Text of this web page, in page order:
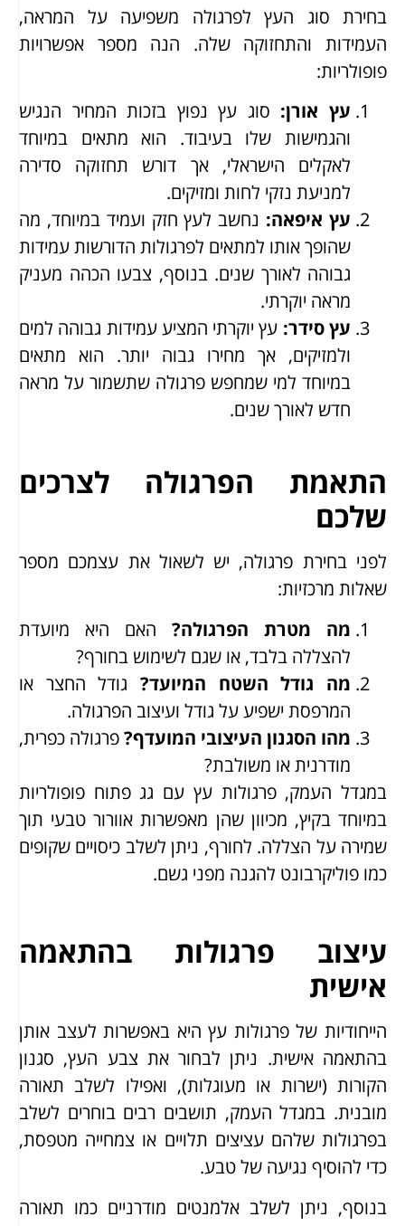
בחירת סוג העץ לפרגולה משפיעה על המראה,
העמידות והתחזוקה שלה. הנה מספר אפשרויות
פופולריות:
עץ אורן: סוג עץ נפוץ בזכות המחיר הנגיש
והגמישות שלו בעיבוד. הוא מתאים במיוחד
לאקלים הישראלי, אך דורש תחזוקה סדירה
למניעת נזקי לחות ומזיקים.
עץ איפאה: נחשב לעץ חזק ועמיד במיוחד, מה
שהופך אותו למתאים לפרגולות הדורשות עמידות
גבוהה לאורך שנים. בנוסף, צבעו הכהה מעניק
מראה יוקרתי.
עץ סידר: עץ יוקרתי המציע עמידות גבוהה למים
ולמזיקים, אך מחירו גבוה יותר. הוא מתאים
במיוחד למי שמחפש פרגולה שתשמור על מראה
חדש לאורך שנים.
התאמת הפרגולה לצרכים
שלכם
לפני בחירת פרגולה, יש לשאול את עצמכם מספר
שאלות מרכזיות:
מה מטרת הפרגולה? האם היא מיועדת
להצללה בלבד, או שגם לשימוש בחורף?
מה גודל השטח המיועד? גודל החצר או
המרפסת ישפיע על גודל ועיצוב הפרגולה.
מהו הסגנון העיצובי המועדף?פרגולה כפרית,
מודרנית או משולבת?
במגדל העמק, פרגולות עץ עם גג פתוח פופולריות
במיוחד בקיץ, מכיוון שהן מאפשרות אוורור טבעי תוך
שמירה על הצללה. לחורף, ניתן לשלב כיסויים שקופים
כמו פוליקרבונט להגנה מפני גשם.
עיצוב פרגולות בהתאמה
אישית
הייחודיות של פרגולות עץ היא באפשרות לעצב אותן
בהתאמה אישית. ניתן לבחור את צבע העץ, סגנון
הקורות (ישרות או מעוגלות), ואפילו לשלב תאורה
מובנית. במגדל העמק, תושבים רבים בוחרים לשלב
בפרגולות שלהם עציצים תלויים או צמחייה מטפסת,
כדי להוסיף נגיעה של טבע.
בנוסף, ניתן לשלב אלמנטים מודרניים כמו תאורה